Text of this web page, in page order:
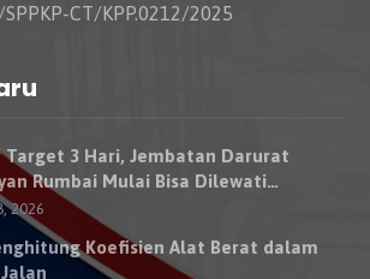
CT/KPP.0212/2025
Target 3 Hari, Jembatan Darurat
Rumbai Mulai Bisa Dilewati
Besok
2026
Koefisien Alat Berat dalam